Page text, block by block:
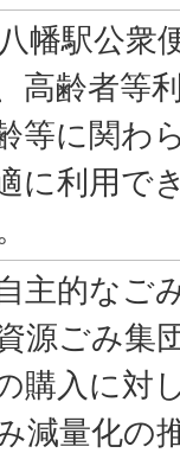
幡駅公衆
高齢者等
等に関わ
に利用で
主的なご
源ごみ集
購入に対
減量化の